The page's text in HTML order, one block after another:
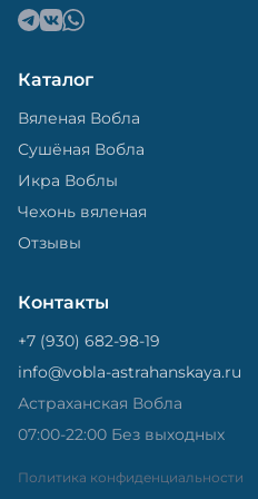
Каталог
Вяленая Вобла
Сушёная Вобла
Икра Воблы
Чехонь вяленая
Отзывы
Контакты
+7 (930) 682-98-19
info@vobla-astrahanskaya.ru
Астраханская Вобла
07:00-22:00 Без выходных
Политика конфиденциальности